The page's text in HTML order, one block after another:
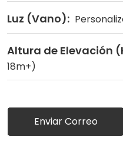
Luz (Vano):
Altura de Elevación
18m+)
Enviar Correo